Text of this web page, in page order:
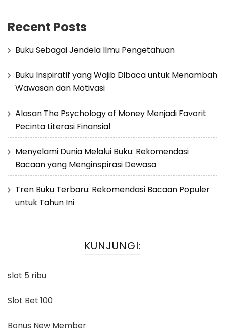
Recent Posts
Buku Sebagai Jendela Ilmu Pengetahuan
Buku Inspiratif yang Wajib Dibaca untuk Menambah
Wawasan dan Motivasi
Alasan The Psychology of Money Menjadi Favorit
Pecinta Literasi Finansial
Menyelami Dunia Melalui Buku: Rekomendasi
Bacaan yang Menginspirasi Dewasa
Tren Buku Terbaru: Rekomendasi Bacaan Populer
untuk Tahun Ini
KUNJUNGI:
slot 5 ribu
Slot Bet 100
Bonus New Member